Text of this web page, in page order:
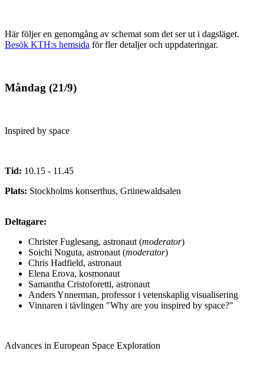
Här följer en genomgång av schemat som det ser ut i dagsläget.
Besök KTH:s hemsida för fler detaljer och uppdateringar.
Måndag (21/9)
Inspired by space
Tid: 10.15 - 11.45
Plats: Stockholms konserthus, Grünewaldsalen
Deltagare:
Christer Fuglesang, astronaut (moderator)
Soichi Noguta, astronaut (moderator)
Chris Hadfield, astronaut
Elena Erova, kosmonaut
Samantha Cristoforetti, astronaut
Anders Ynnerman, professor i vetenskaplig visualisering
Vinnaren i tävlingen "Why are you inspired by space?"
Advances in European Space Exploration